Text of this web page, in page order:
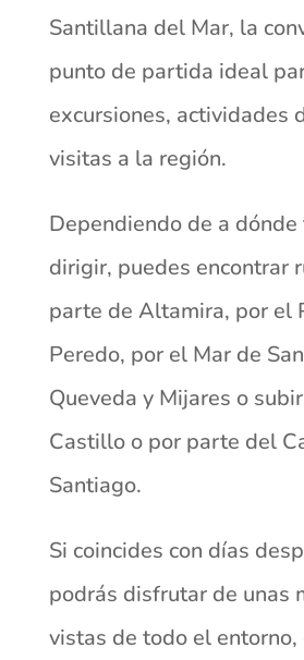
Santillana del Mar, la
punto de partida ideal
excursiones, actividades
visitas a la región.
Dependiendo de a
dirigir, puedes encontrar
parte de Altamira, por el
Peredo, por el Mar de
Queveda y Mijares o
Castillo o por parte del
Santiago.
Si coincides con días
podrás disfrutar de unas
vistas de todo el